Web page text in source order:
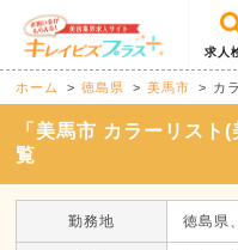
求人
ホーム 徳島県 美馬市 カ
「美馬市 カラーリス
覧
勤務地 徳島県